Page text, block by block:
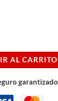
AL CARRITO
garantizado